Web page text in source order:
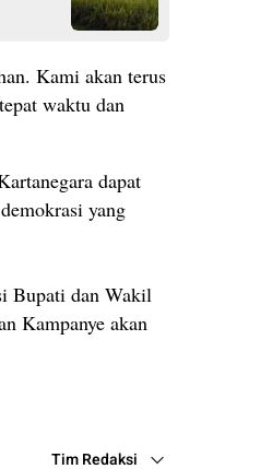
Kami akan terus
waktu dan
dapat
yang
Bupati dan Wakil
Kampanye akan
Tim Redaksi